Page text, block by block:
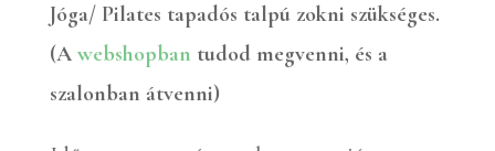
Jóga/ Pilates tapadós talpú zokni szükséges.
(A webshopban tudod megvenni, és a
szalonban átvenni)